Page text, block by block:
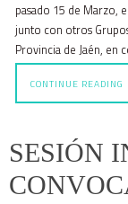
pasado 15 de Marzo,
junto con otros
Provincia de Jaén, en
CONTINUE READING
SESIÓN